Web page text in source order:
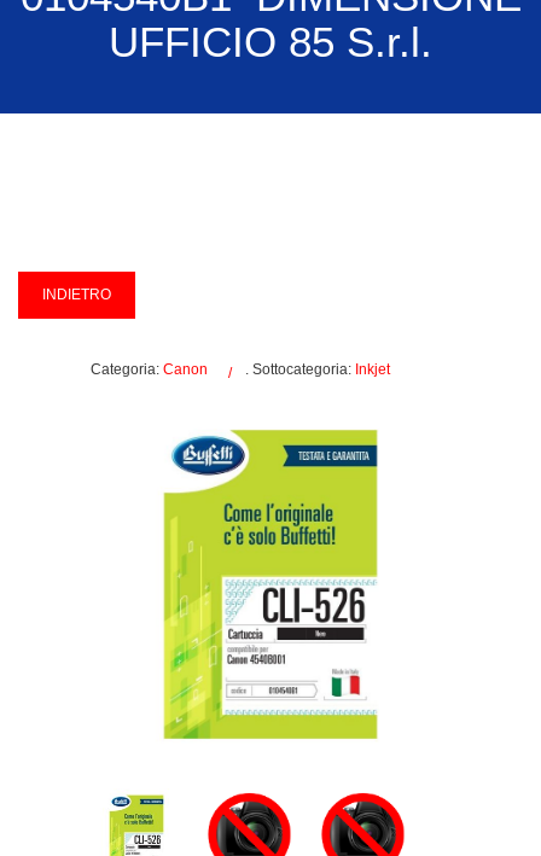
UFFICIO 85 S.r.l.
Categoria: Canon . Sottocategoria: Inkjet